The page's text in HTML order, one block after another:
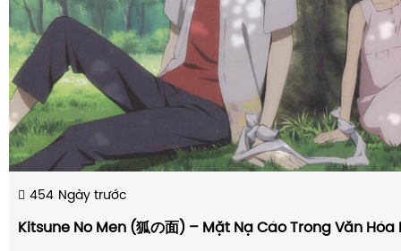
454 Ngày trước
Kitsune No Men (狐の面) – Mặt Nạ Cáo Trong Văn Hóa